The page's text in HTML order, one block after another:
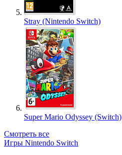
Stray (Nintendo Switch)
Super Mario Odyssey (Switch)
Смотреть все
Игры Nintendo Switch